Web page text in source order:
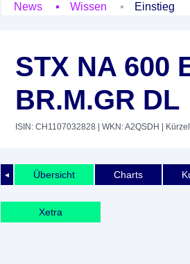
News
Wissen Einstieg
STX NA 600
BR.M.GR DL
ISIN: CH1107032828 | WKN: A2QSDH |
◄ Übersicht Charts
Xetra